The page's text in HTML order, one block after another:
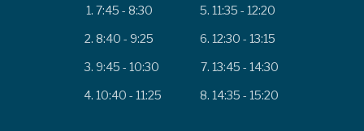
7:45 - 8:30
8:40 - 9:25
9:45 - 10:30
10:40 - 11:25
11:35 - 12:20
12:30 - 13:15
13:45 - 14:30
14:35 - 15:20